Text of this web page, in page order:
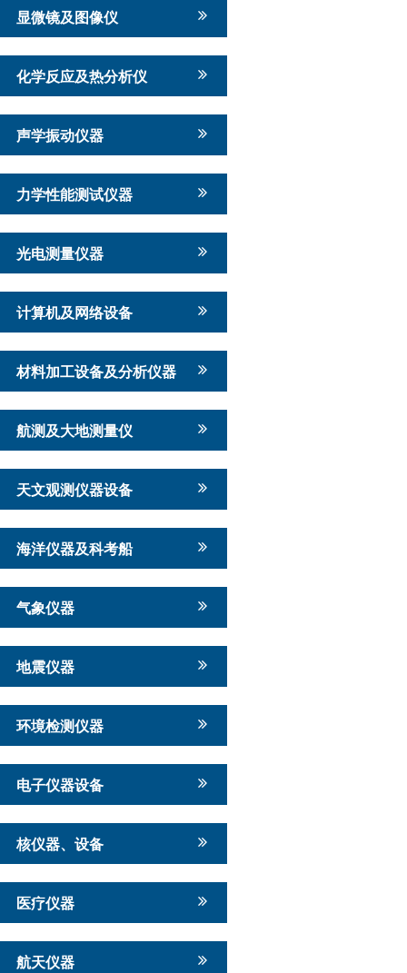
显微镜及图像仪
化学反应及热分析仪
声学振动仪器
力学性能测试仪器
光电测量仪器
计算机及网络设备
材料加工设备及分析仪器
航测及大地测量仪
天文观测仪器设备
海洋仪器及科考船
气象仪器
地震仪器
环境检测仪器
电子仪器设备
核仪器、设备
医疗仪器
航天仪器